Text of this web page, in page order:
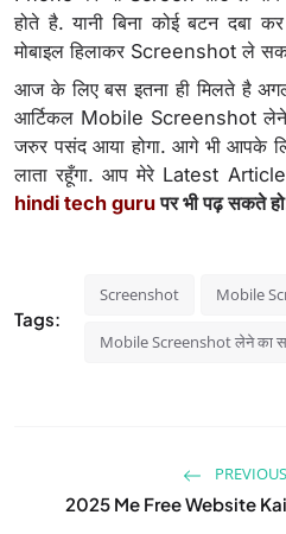
होते है. यानी बिना कोई बटन दबा
मोबाइल हिलाकर Screenshot ले
आज के लिए बस इतना ही मिलते है
आर्टिकल Mobile Screenshot लेने
जरुर पसंद आया होगा. आगे भी आपके
लाता रहूँगा. आप मेरे Latest
hindi tech guruपर भी पढ़ सकते
Tags:
Screenshot Mobile
Mobile Screenshot लेने का
2025 Me Free Website